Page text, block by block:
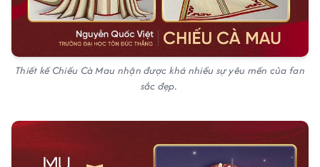
Thiết kế Chiếu Cà Mau nhận được khá nhiều sự yêu mến của fan
sắc đẹp.